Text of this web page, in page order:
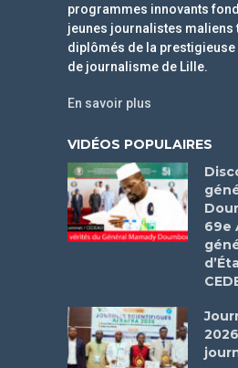
programmes innovants
jeunes journalistes maliens
diplômés de la
de journalisme de Lille.
En savoir plus
VIDÉOS POPULAIRES
69e